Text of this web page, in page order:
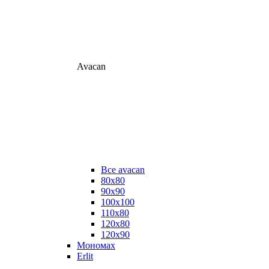
Avacan
Все avacan
80х80
90х90
100х100
110х80
120х80
120х90
Мономах
Erlit